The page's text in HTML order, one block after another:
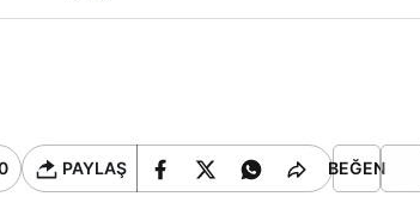
PAYLAŞ BEĞEN